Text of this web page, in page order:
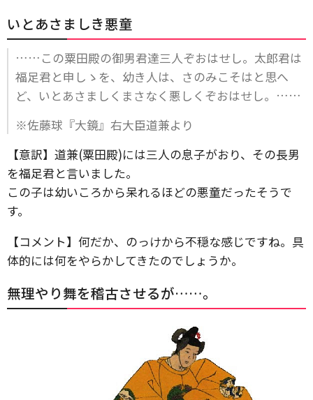
いとあさましき悪童
……この粟田殿の御男君達三人ぞおはせし。太郎君は
福足君と申しゝを、幼き人は、さのみこそはと思へ
ど、いとあさましくまさなく悪しくぞおはせし。……
※佐藤球『大鏡』右大臣道兼より
【意訳】道兼(粟田殿)には三人の息子がおり、その長男
を福足君と言いました。
この子は幼いころから呆れるほどの悪童だったそうで
す。
【コメント】何だか、のっけから不穏な感じですね。具
体的には何をやらかしてきたのでしょうか。
無理やり舞を稽古させるが……。